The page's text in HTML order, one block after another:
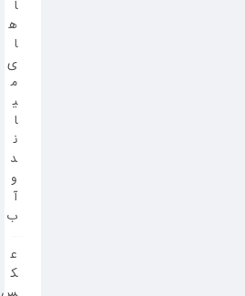
ا
ه
ا
ی
م
ی
ا
ن
د
و
آ
ب
ع
ک